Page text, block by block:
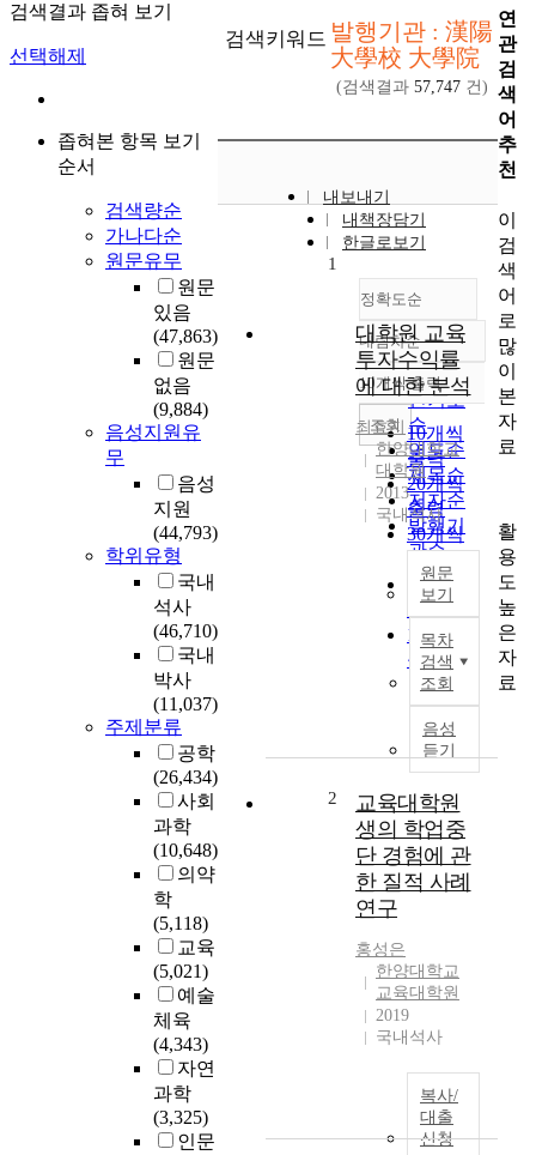
검색결과 좁혀 보기
선택해제
좁혀본 항목 보기
순서
검색량순
가나다순
원문유무
원문
있음
(47,863)
원문
없음
(9,884)
음성지원유
무
음성
지원
(44,793)
학위유형
국내
석사
(46,710)
국내
박사
(11,037)
주제분류
공학
(26,434)
사회
과학
(10,648)
의약
학
(5,118)
교육
(5,021)
예술
체육
(4,343)
자연
과학
(3,325)
인문
검색키워드 발행기관 : 漢陽
大學校 大學院
(검색결과 57,747 건)
내보내기
내책장담기
한글로보기
정확도순
정확도
순
인기도
순
연도순
제목순
저자순
발행기
관순
내림차순
내림차순
10개씩 출력
10개씩
출력
20개씩
출력
30개씩
50개씩
100개씩
출력
조회
1
대학원 교육
투자수익률
에 대한 분석
최효지
한양대학교
대학원
2013
국내석사
원문
보기
목차
검색
조회
음성
듣기
2
교육대학원
생의 학업중
단 경험에 관
한 질적 사례
연구
홍성은
한양대학교
교육대학원
2019
국내석사
복사/
대출
신청
연
관
검
색
어
추
천
이
검
색
어
로
많
이
본
자
료
활
용
도
높
은
자
료